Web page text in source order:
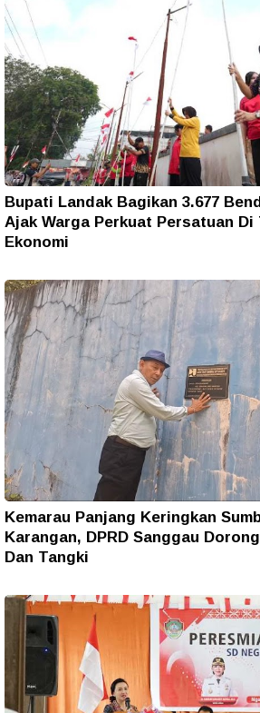
Bupati Landak Bagikan 3.677
Ajak Warga Perkuat Persatuan Di
Ekonomi
Kemarau Panjang Keringkan
Karangan, DPRD Sanggau
Dan Tangki